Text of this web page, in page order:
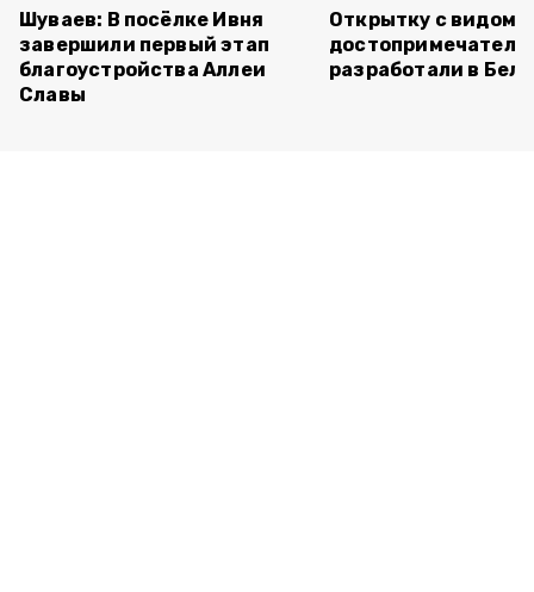
Шуваев: В посёлке Ивня
завершили первый этап
благоустройства Аллеи
Славы
Открытку с видом
разработали в